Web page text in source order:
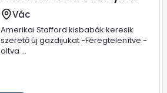
Vác
Amerikai Stafford kisbabák keresik
szerető új gazdijukat -Féregtelenítve -
oltva ...